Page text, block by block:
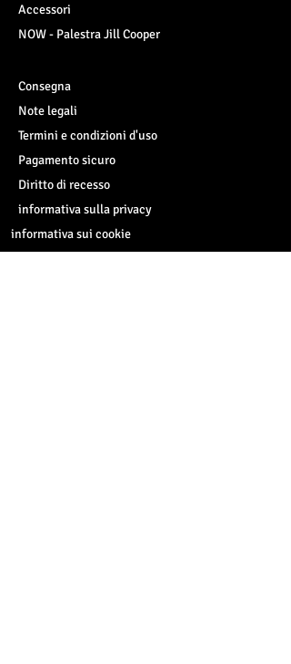
Accessori
NOW - Palestra Jill Cooper
Consegna
Note legali
Termini e condizioni d'uso
Pagamento sicuro
Diritto di recesso
informativa sulla privacy
informativa sui cookie